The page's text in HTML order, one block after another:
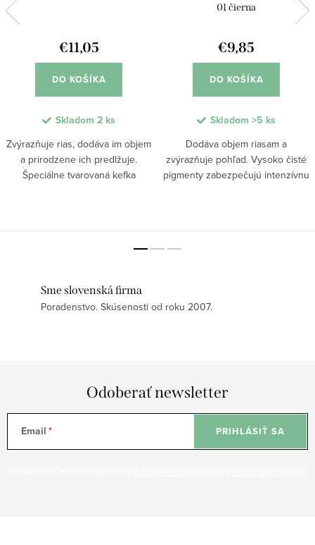
€11,05
DO KOŠÍKA
Skladom 2 ks
Zvýrazňuje rias, dodáva im objem
a prirodzene ich predlžuje.
Špeciálne tvarovaná kefka
01 čierna
€9,85
DO KOŠÍKA
Skladom >5 ks
Dodáva objem riasam a
zvýrazňuje pohľad. Vysoko čisté
pigmenty zabezpečujú intenzívnu
Sme slovenská firma
Poradenstvo. Skúsenosti od roku 2007.
Odoberať newsletter
Email PRIHLÁSIŤ SA